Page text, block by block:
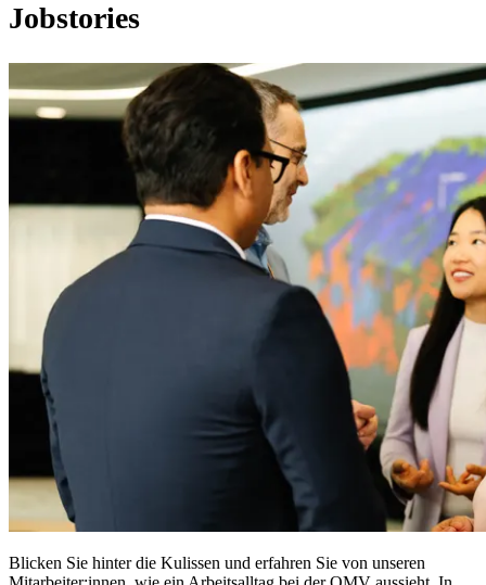
Jobstories
Blicken Sie hinter die Kulissen und erfahren Sie von unseren